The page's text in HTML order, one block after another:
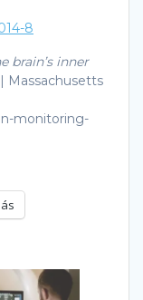
8
brain’s inner
Massachusetts
monitoring-